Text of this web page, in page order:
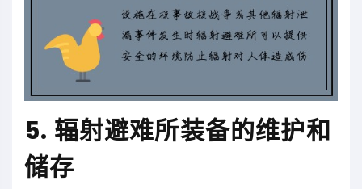
5. 辐射避难所装备的维护和
储存